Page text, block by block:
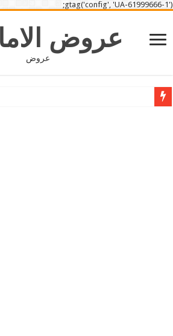
gtag('config', 'UA-61999666-1');
عروض
عروض